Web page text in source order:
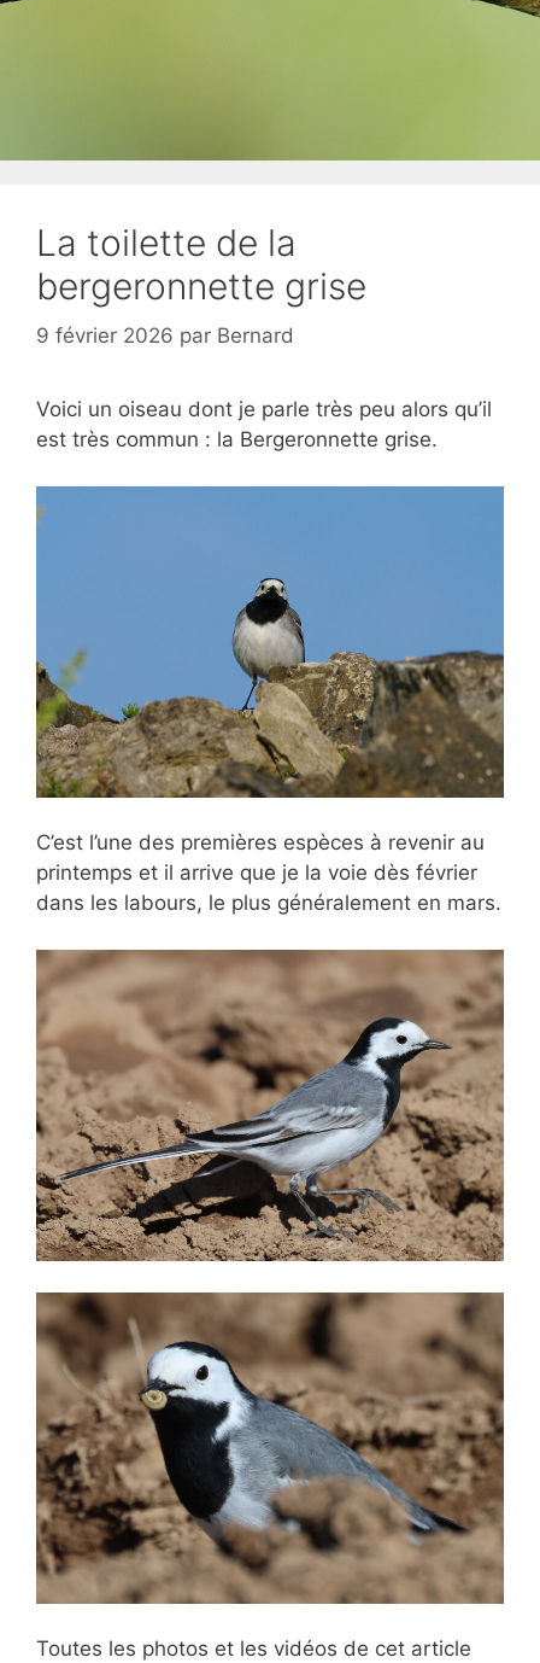
La toilette de la
bergeronnette grise
9 février 2026 par Bernard
Voici un oiseau dont je parle très peu alors qu’il
est très commun : la Bergeronnette grise.
C’est l’une des premières espèces à revenir au
printemps et il arrive que je la voie dès février
dans les labours, le plus généralement en mars.
Toutes les photos et les vidéos de cet article